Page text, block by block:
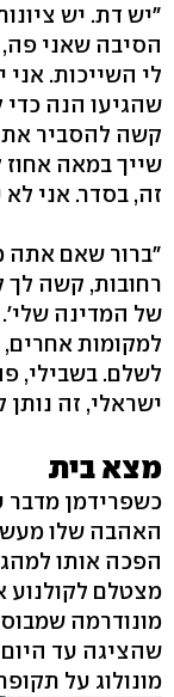
"יש דת. יש
הסיבה שאני
לי השייכות.
שהגיעו הנה כדי
קשה להסביר את
שייך במאה
זה, בסדר. אני לא
"ברור שאם אתה
רחובות, קשה לך
של המדינה
למקומות אחרים,
לשלם. בשבילי,
ישראלי, זה
מצא בית
כשפרידמן מדבר
האהבה שלו
הפכה אותו
מצטלם לקולנוע
מונודרמה
מונולוג על